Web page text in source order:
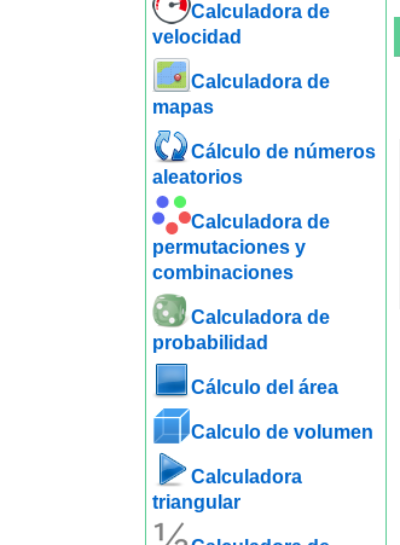
Calculadora de
velocidad
Calculadora de
mapas
Cálculo de números
aleatorios
Calculadora de
permutaciones y
combinaciones
Calculadora de
probabilidad
Cálculo del área
Calculo de volumen
Calculadora
triangular